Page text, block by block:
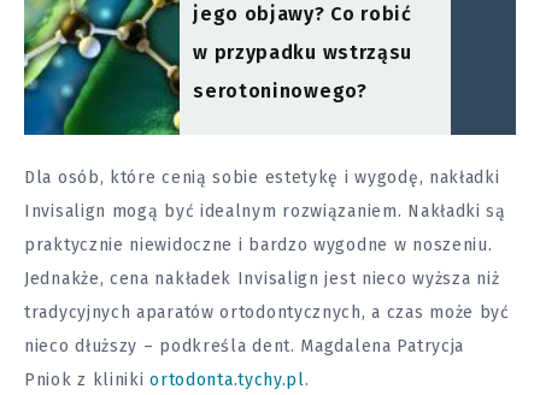
jego objawy? Co robić
w przypadku wstrząsu
serotoninowego?
Dla osób, które cenią sobie estetykę i wygodę, nakładki
Invisalign mogą być idealnym rozwiązaniem. Nakładki są
praktycznie niewidoczne i bardzo wygodne w noszeniu.
Jednakże, cena nakładek Invisalign jest nieco wyższa niż
tradycyjnych aparatów ortodontycznych, a czas może być
nieco dłuższy – podkreśla dent. Magdalena Patrycja
Pniok z klinikiortodonta.tychy.pl.